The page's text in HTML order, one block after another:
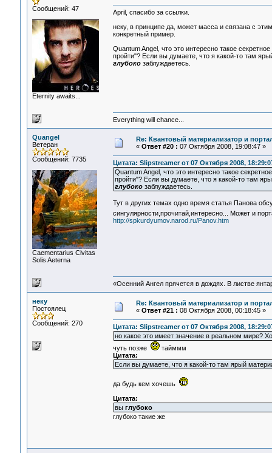
Сообщений: 47
Eternity awaits...
April, спасибо за ссылки.
неку, в принципе да, может масса и связана с
конкретный пример.
Quantum Angel, что это интересно такое
пройти"? Если вы думаете, что я какой-то там
глубокозаблуждаетесь.
Everything will chance...
Quangel
Ветеран
Сообщений: 7735
Сaementarius Civitas
Solis Aeterna
Re: Квантовый материализатор и
« Ответ #20 : 07 Октября 2008, 19:08:47 »
Цитата: Slipstreamer от 07 Октября 2008,
Quantum Angel, что это интересно такое
пройти"? Если вы думаете, что я какой-то там
глубокозаблуждаетесь.
Тут в других темах одно время статья Панова
сингулярности,прочитай,интересно... Может и
http://spkurdyumov.narod.ru/Panov.htm
«Осенний Ангел прячется в дождях. В листве
неку
Постоялец
Сообщений: 270
Re: Квантовый материализатор и
« Ответ #21 : 08 Октября 2008, 00:18:45 »
Цитата: Slipstreamer от 07 Октября 2008,
но какое это имеет значение в реальном мире?
чуть позже
тайммм
Цитата:
Если вы думаете, что я какой-то там ярый
да будь кем хочешь
Цитата:
вы глубоко
глубоко такие же